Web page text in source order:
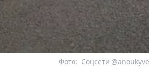
Соцсети @anoukyve
Фото: